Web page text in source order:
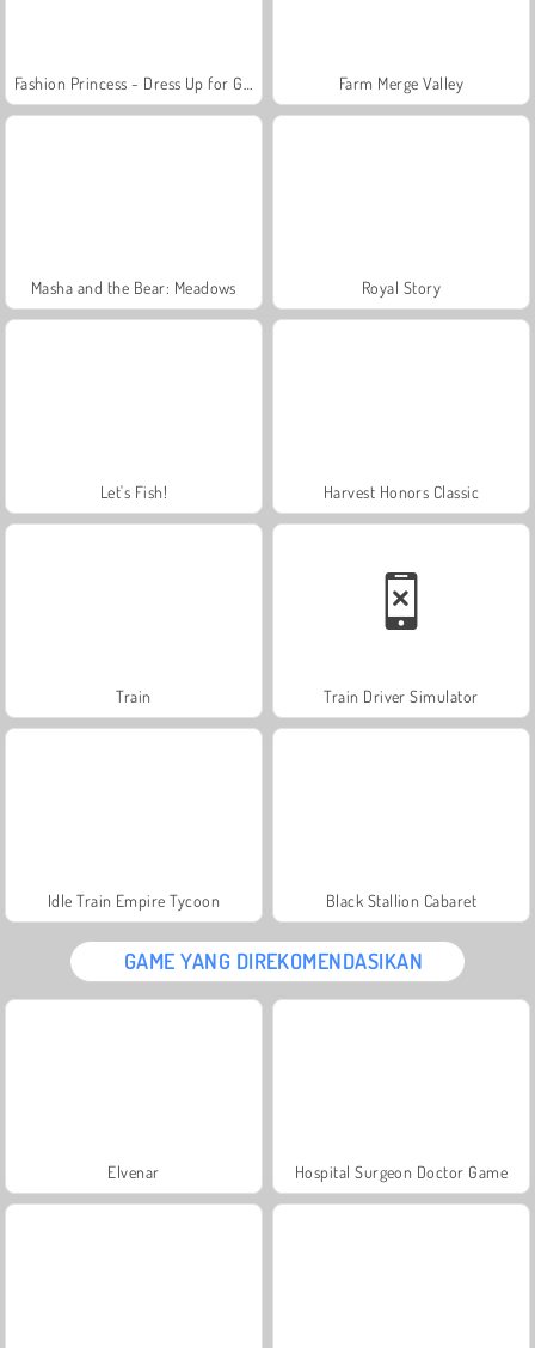
Farm Merge Valley
Masha and the Bear: Meadows Royal Story
Let's Fish! Harvest Honors Classic
Train Train Driver Simulator
Idle Train Empire Tycoon Black Stallion Cabaret
GAME YANG DIREKOMENDASIKAN
Elvenar Hospital Surgeon Doctor Game